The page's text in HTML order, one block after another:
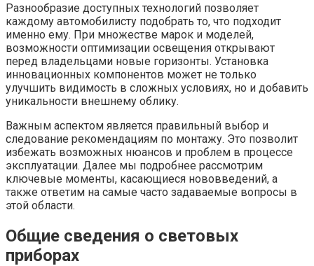
Разнообразие доступных технологий позволяет
каждому автомобилисту подобрать то, что подходит
именно ему. При множестве марок и моделей,
возможности оптимизации освещения открывают
перед владельцами новые горизонты. Установка
инновационных компонентов может не только
улучшить видимость в сложных условиях, но и добавить
уникальности внешнему облику.
Важным аспектом является правильный выбор и
следование рекомендациям по монтажу. Это позволит
избежать возможных нюансов и проблем в процессе
эксплуатации. Далее мы подробнее рассмотрим
ключевые моменты, касающиеся нововведений, а
также ответим на самые часто задаваемые вопросы в
этой области.
Общие сведения о световых
приборах